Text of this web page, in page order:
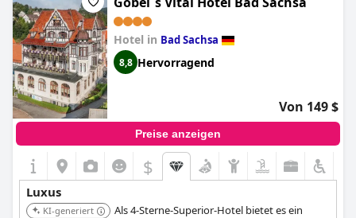
Rückzugsort sind und bereit sind, dafür zu zahlen, könnte das
Naturresort & Spa Schindelbruch
sein.
Hotel in Bad Sachsa
8,8 Hervorragend
Von 149 $
Preise anzeigen
$
Luxus
KI-generiert
Als 4-Sterne-Superior-Hotel bietet es ein